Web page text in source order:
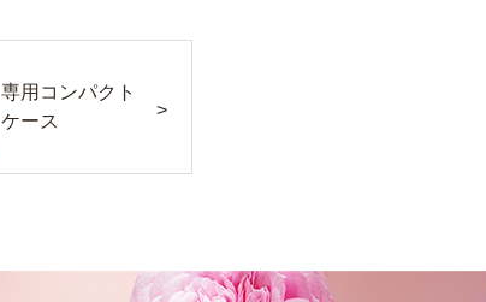
専用コンパクト
ケース